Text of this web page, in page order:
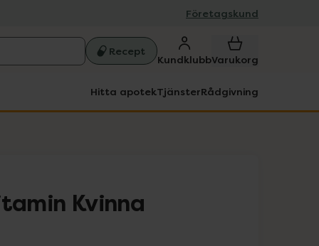
Företagskund
Recept
KundklubbVarukorg
Hitta apotekTjänsterRådgivning
Kvinna